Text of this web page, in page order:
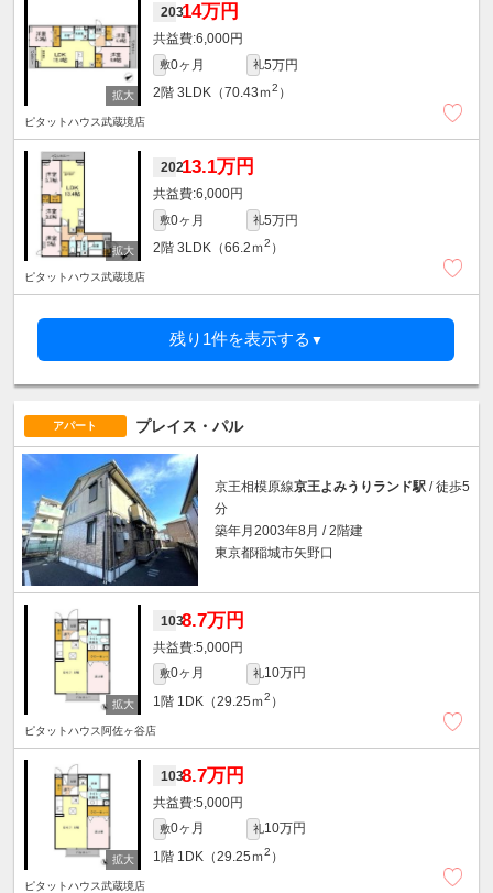
20314万円
6,000円
敷0ヶ月 礼5万円
2階 3LDK（70.43ｍ2 ）
ピタットハウス武蔵境店
20213.1万円
6,000円
敷0ヶ月 礼5万円
2階 3LDK（66.2ｍ2 ）
ピタットハウス武蔵境店
残り1件を表示する ▼
アパート プレイス・パル
京王相模原線京王よみうりランド駅 / 徒歩5
分
築年月2003年8月 / 2階建
東京都稲城市矢野口
1038.7万円
5,000円
敷0ヶ月 礼10万円
1階 1DK（29.25ｍ2 ）
ピタットハウス阿佐ヶ谷店
1038.7万円
5,000円
敷0ヶ月 礼10万円
1階 1DK（29.25ｍ2 ）
ピタットハウス武蔵境店